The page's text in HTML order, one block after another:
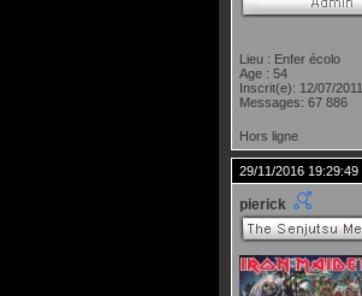
Lieu : Enfer écolo
Age : 54
Inscrit(e): 12/07/2011
Messages: 67 886
Hors ligne
29/11/2016 19:29:49
pierick